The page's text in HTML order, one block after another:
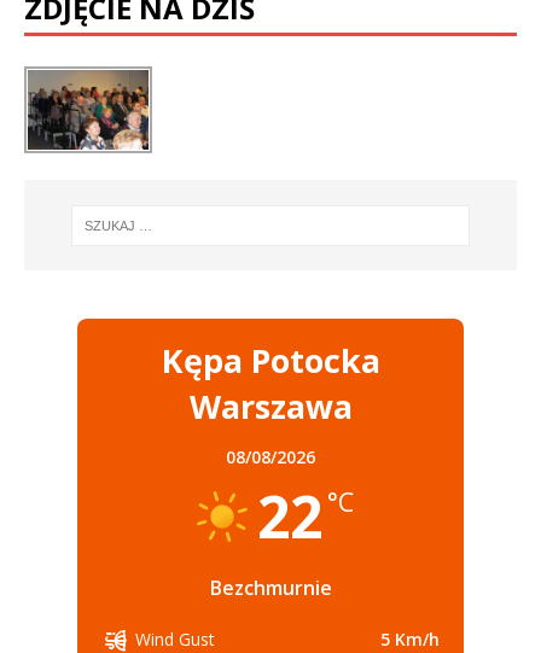
Kępa Potocka
Warszawa
08/08/2026
22 °C
Bezchmurnie
Wind Gust
5 Km/h